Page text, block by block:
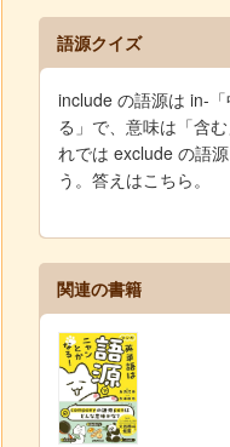
語源クイズ
include の語源は in-
る」で、意味は「含
れでは exclude の語
う。答えはこちら。
関連の書籍